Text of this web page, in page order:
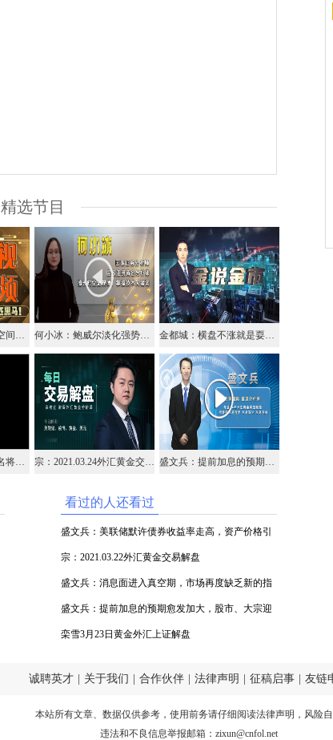
精选节目
金市黑马：黄金极小空间横盘，关注美指92.9多空得失 何小冰：鲍威尔淡化强势美债，美股大跌黄金横盘原油大涨 金都城：横盘不涨就是耍流氓，日内先做沽空布局
名将点金：0325中金名将在线视频解析黄金外汇原油 宗：2021.03.24外汇黄金交易解盘 盛文兵：提前加息的预期愈发加大，股市、大宗迎来暴跌行情
看过的人还看过
盛文兵：美联储默许债券收益率走高，资产价格引
来小幅跳水
宗：2021.03.22外汇黄金交易解盘
盛文兵：消息面进入真空期，市场再度缺乏新的指
引
盛文兵：提前加息的预期愈发加大，股市、大宗迎
来暴跌行情
栾雪3月23日黄金外汇上证解盘
诚聘英才 关于我们 合作伙伴 法律声明 征稿启事 友链
本站所有文章、数据仅供参考，使用前务请仔细阅读法律声明 ，风险
违法和不良信息举报邮箱： zixun@cnfol.net